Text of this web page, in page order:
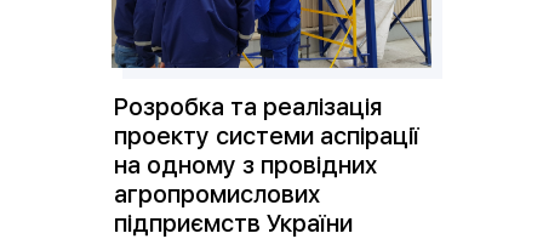
Розробка та реалізація
проекту системи аспірації
на одному з провідних
агропромислових
підприємств України